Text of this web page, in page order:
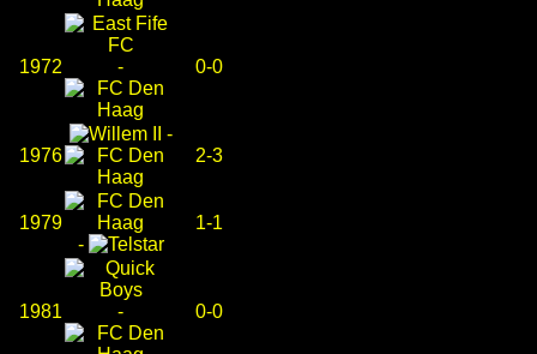
1972 - 0-0
1976
-
2-3
1979
-
1-1
1981 - 0-0